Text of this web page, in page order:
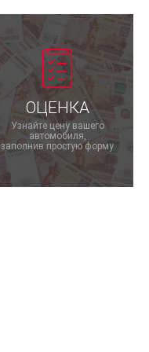
ОЦЕНКА
Узнайте цену вашего
автомобиля,
заполнив простую форму